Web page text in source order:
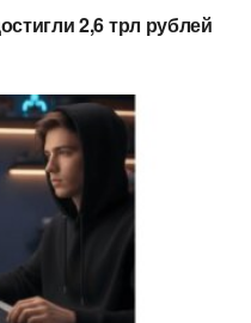
2,6 трл рублей